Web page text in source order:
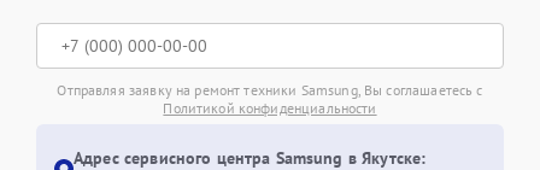
Отправляя заявку на ремонт техники Samsung, Вы соглашаетесь с
Политикой конфиденциальности
Адрес сервисного центра Samsung в Якутске: